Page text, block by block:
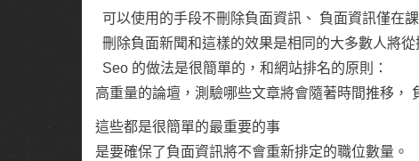
可以使用的手段不刪除負面資訊、 負面資訊僅在
刪除負面新聞和這樣的效果是相同的大多數人將
Seo 的做法是很簡單的，和網站排名的原則：
高重量的論壇，測驗哪些文章將會隨著時間推移，
這些都是很簡單的最重要的事
是要確保了負面資訊將不會重新排定的職位數量。